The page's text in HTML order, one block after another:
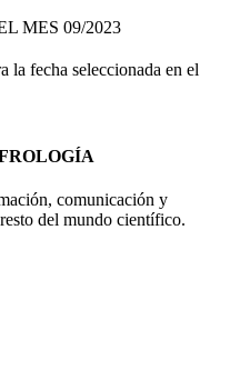
MES 09/2023
la fecha seleccionada en el
comunicación y
del mundo científico.